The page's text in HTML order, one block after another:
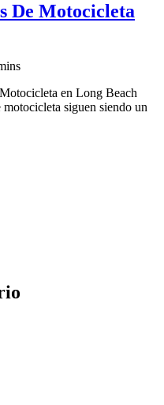
De Motocicleta
en Long Beach
siguen siendo un